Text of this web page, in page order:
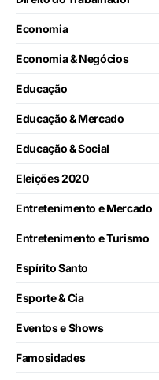
Economia
Economia & Negócios
Educação
Educação & Mercado
Educação & Social
Eleições 2020
Entretenimento e Mercado
Entretenimento e Turismo
Espírito Santo
Esporte & Cia
Eventos e Shows
Famosidades